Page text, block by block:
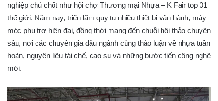
nghiệp chủ chốt như hội chợ Thương mại Nhựa – K Fair top 01
thế giới. Năm nay, triển lãm quy tụ nhiều thiết bị vận hành, máy
móc phụ trợ hiện đại, đồng thời mang đến chuỗi hội thảo chuyên
sâu, nơi các chuyên gia đầu ngành cùng thảo luận về nhựa tuần
hoàn, nguyên liệu tái chế, cao su và những bước tiến công nghệ
mới.